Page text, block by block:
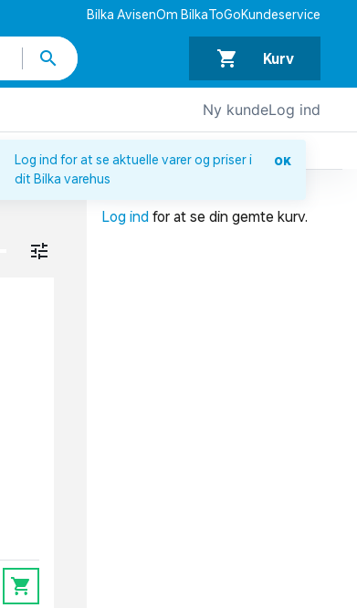
Log ind for at se aktuelle varer og priser i
dit Bilka varehus
OK
Bilka AvisenOm BilkaToGoKundeservice
Kurv
Ny kundeLog ind
Log ind for at se din gemte kurv.
0